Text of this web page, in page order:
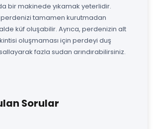
bir makinede yıkamak yeterlidir.
perdenizi tamamen kurutmadan
küf oluşabilir. Ayrıca, perdenizin alt
oluşmaması için perdeyi duş
fazla sudan arındırabilirsiniz.
Sorular